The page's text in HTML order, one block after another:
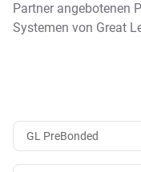
Partner angebotenen
Systemen von Great
GL PreBonded